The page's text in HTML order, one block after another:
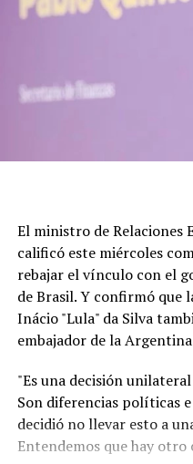
El ministro de Relaciones
calificó este miércoles
rebajar el vínculo con el
de Brasil. Y confirmó que
Inácio "Lula" da Silva
embajador de la
"Es una decisión
Son diferencias políticas
decidió no llevar esto a
Entendemos que hay otro